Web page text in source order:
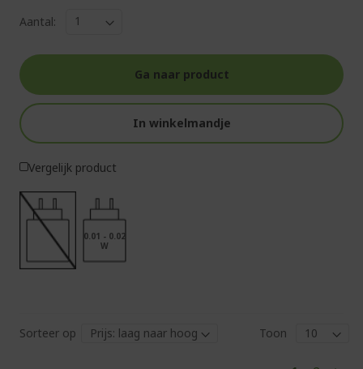
Aantal:
Ga naar product
In winkelmandje
Vergelijk product
0.01 - 0.02
W
Sorteer op
Toon